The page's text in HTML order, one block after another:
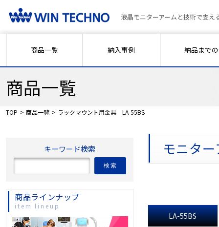
液晶モニターアームと技術で支
商品一覧 納入事例 納品まで
商品一覧
TOP 商品一覧 ラックマウント用金具 LA-55BS
モニタ
LA-55BS
キーワード検索
検索
商品ラインナップ
item lineup